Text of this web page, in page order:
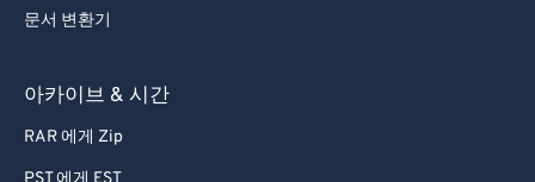
문서 변환기
아카이브 & 시간
RAR 에게 Zip